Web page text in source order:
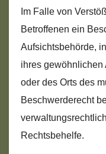
Im Falle von
Betroffenen ein
Aufsichtsbehörde,
ihres gewöhnlichen
oder des Orts des
Beschwerderecht
Rechtsbehelfe.